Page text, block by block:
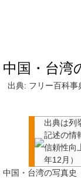
中国・台湾
出典: フリー百科
出典は列
記述の情
信頼性向
年12月 ）
中国・台湾の写真史